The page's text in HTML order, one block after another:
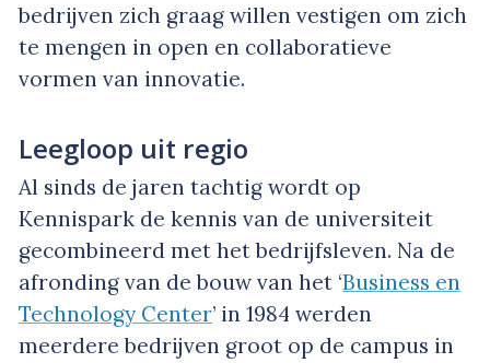
bedrijven zich graag willen vestigen om zich
te mengen in open en collaboratieve
vormen van innovatie.
Leegloop uit regio
Al sinds de jaren tachtig wordt op
Kennispark de kennis van de universiteit
gecombineerd met het bedrijfsleven. Na de
afronding van de bouw van het ‘Business en
Technology Center’ in 1984 werden
meerdere bedrijven groot op de campus in